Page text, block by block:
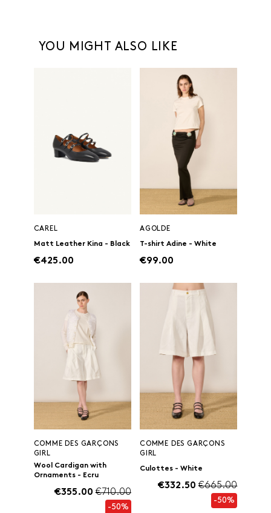
YOU MIGHT ALSO LIKE
CAREL
Matt Leather Kina - Black
€425.00
AGOLDE
T-shirt Adine - White
€99.00
COMME DES GARÇONS
GIRL
Wool Cardigan with
Ornaments - Ecru
€355.00 €710.00
-50%
COMME DES GARÇONS
GIRL
Culottes - White
€332.50 €665.00
-50%